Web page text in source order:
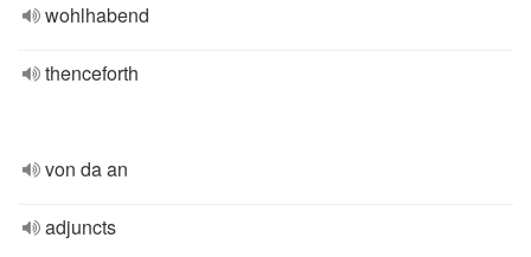
wohlhabend
thenceforth
von da an
adjuncts